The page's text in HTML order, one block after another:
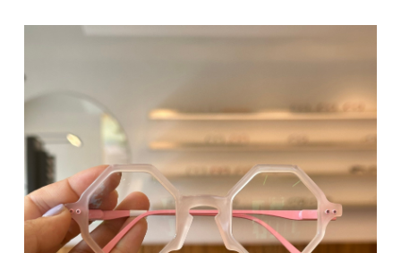
Bausch + Lomb ReNu